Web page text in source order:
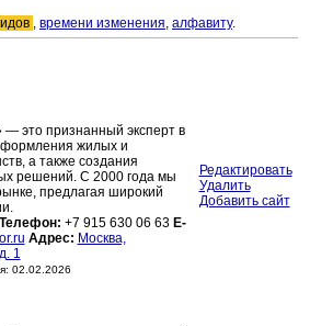
, времени изменения, алфавиту.
это признанный эксперт в
жилых и
а также создания
решений. С 2000 года мы
предлагая широкий
Телефон: +7 915 630 06 63 E-
Адрес: Москва,
1
02.02.2026
Редактировать
Удалить
Добавить сайт